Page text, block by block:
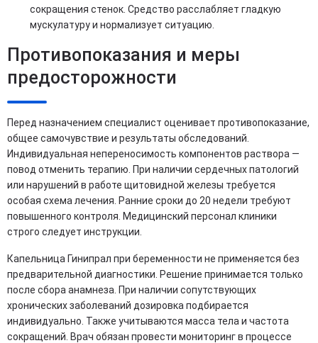
сокращения стенок. Средство расслабляет гладкую
мускулатуру и нормализует ситуацию.
Противопоказания и меры
предосторожности
Перед назначением специалист оценивает противопоказание,
общее самочувствие и результаты обследований.
Индивидуальная непереносимость компонентов раствора —
повод отменить терапию. При наличии сердечных патологий
или нарушений в работе щитовидной железы требуется
особая схема лечения. Ранние сроки до 20 недели требуют
повышенного контроля. Медицинский персонал клиники
строго следует инструкции.
Капельница Гинипрал при беременности не применяется без
предварительной диагностики. Решение принимается только
после сбора анамнеза. При наличии сопутствующих
хронических заболеваний дозировка подбирается
индивидуально. Также учитываются масса тела и частота
сокращений. Врач обязан провести мониторинг в процессе